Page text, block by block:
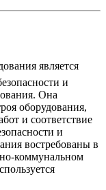
является
и
Она
оборудования,
и соответствие
и
востребованы в
коммунальном